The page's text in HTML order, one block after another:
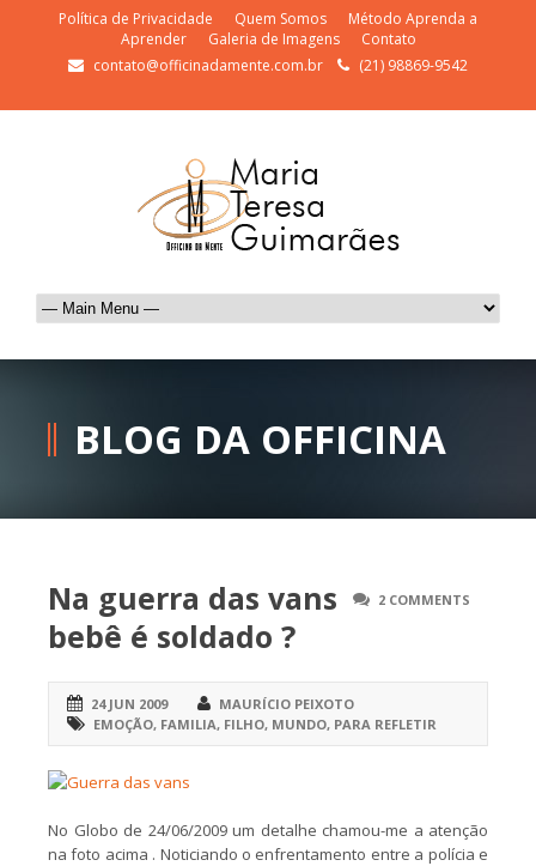
Política de Privacidade Quem Somos
Método Aprenda a
Aprender
Galeria de Imagens
Contato
contato@officinadamente.com.br
(21) 98869-9542
BLOG DA OFFICINA
2 COMMENTS
Na guerra das vans
bebê é soldado ?
24 JUN 2009
MAURÍCIO PEIXOTO
EMOÇÃO, FAMILIA, FILHO, MUNDO, PARA REFLETIR
No Globo de 24/06/2009 um detalhe chamou-me a atenção
na foto acima . Noticiando o enfrentamento entre a polícia e